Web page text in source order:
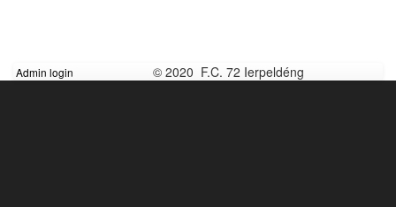
Admin login © 2020 F.C. 72 Ierpeldéng